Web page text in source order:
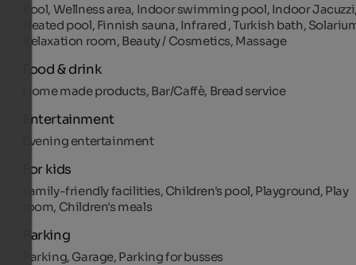
Pool, Wellness area, Indoor swimming pool, Indoor
Heated pool, Finnish sauna, Infrared , Turkish bath,
Relaxation room, Beauty / Cosmetics, Massage
Food & drink
Home made products, Bar/Caffè, Bread service
Entertainment
Evening entertainment
For kids
Family-friendly facilities, Children's pool, Playground, Play
room, Children's meals
Parking
Parking, Garage, Parking for busses